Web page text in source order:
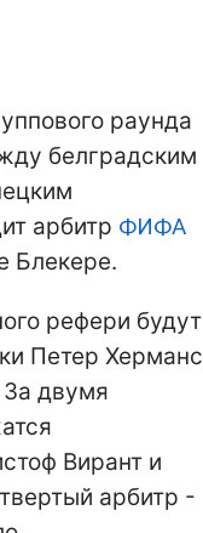
раунда
белградским
арбитр ФИФА
Блекере.
рефери будут
Петер Херманс
двумя
Вирант и
арбитр -